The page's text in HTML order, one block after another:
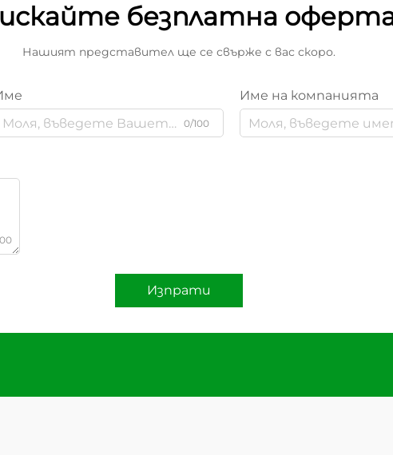
безплатна
Нашият представител ще се свърже с вас скоро.
0/100
Име на компанията
Изпрати